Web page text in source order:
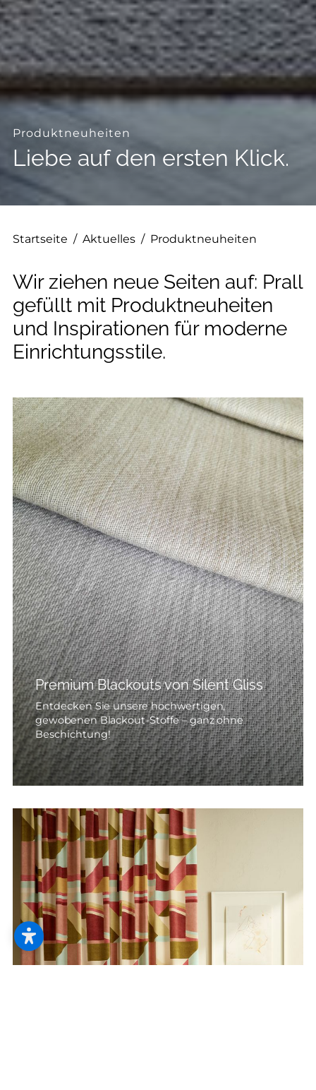
--
--
--
Produktneuheiten
Liebe auf den ersten Klick.
Startseite / Aktuelles / Produktneuheiten
Wir ziehen neue Seiten auf: Prall
gefüllt mit Produktneuheiten
und Inspirationen für moderne
Einrichtungsstile.
Premium Blackouts von Silent Gliss
Entdecken Sie unsere hochwertigen,
gewobenen Blackout-Stoffe – ganz ohne
Beschichtung!